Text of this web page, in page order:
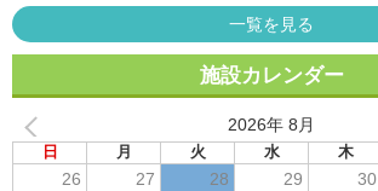
一覧を見る
施設カレンダー
2026年 8月
日 月 火 水 木
26 27 28 29 30